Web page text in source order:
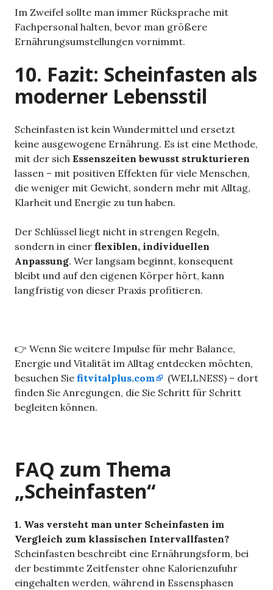
Im Zweifel sollte man immer Rücksprache mit
Fachpersonal halten, bevor man größere
Ernährungsumstellungen vornimmt.
10. Fazit: Scheinfasten als
moderner Lebensstil
Scheinfasten ist kein Wundermittel und ersetzt
keine ausgewogene Ernährung. Es ist eine Methode,
mit der sich Essenszeiten bewusst strukturieren
lassen – mit positiven Effekten für viele Menschen,
die weniger mit Gewicht, sondern mehr mit Alltag,
Klarheit und Energie zu tun haben.
Der Schlüssel liegt nicht in strengen Regeln,
sondern in einer flexiblen, individuellen
Anpassung. Wer langsam beginnt, konsequent
bleibt und auf den eigenen Körper hört, kann
langfristig von dieser Praxis profitieren.
👉 Wenn Sie weitere Impulse für mehr Balance,
Energie und Vitalität im Alltag entdecken möchten,
besuchen Sie fitvitalplus.com
(WELLNESS) – dort
finden Sie Anregungen, die Sie Schritt für Schritt
begleiten können.
FAQ zum Thema
„Scheinfasten“
1. Was versteht man unter Scheinfasten im
Vergleich zum klassischen Intervallfasten?
Scheinfasten beschreibt eine Ernährungsform, bei
der bestimmte Zeitfenster ohne Kalorienzufuhr
eingehalten werden, während in Essensphasen